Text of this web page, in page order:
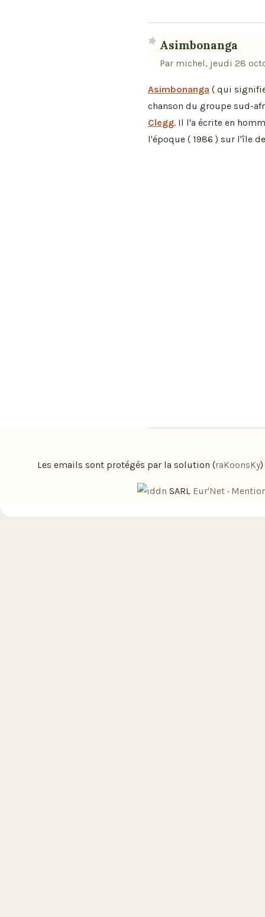
Asimbonanga
Par michel, jeudi 28
Asimbonanga ( qui
chanson du groupe sud-
Clegg. Il l'a écrite en
l'époque ( 1986 ) sur l'île
Les emails sont protégés par la solution (raKoonsKy)
SARL Eur'Net ·